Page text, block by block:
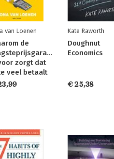
van Loenen
de
zorgt dat
veel betaalt
Kate Raworth
Doughnut
Economics
€ 25,38